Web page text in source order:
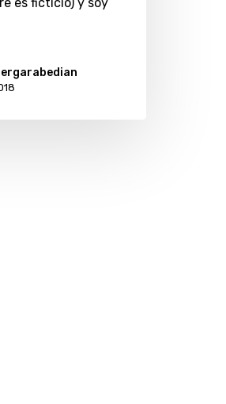
es ficticio) y soy